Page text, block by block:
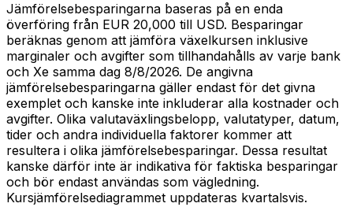
Jämförelsebesparingarna baseras på en enda
överföring från EUR 20,000 till USD. Besparingar
beräknas genom att jämföra växelkursen inklusive
marginaler och avgifter som tillhandahålls av varje bank
och Xe samma dag 8/8/2026. De angivna
jämförelsebesparingarna gäller endast för det givna
exemplet och kanske inte inkluderar alla kostnader och
avgifter. Olika valutaväxlingsbelopp, valutatyper, datum,
tider och andra individuella faktorer kommer att
resultera i olika jämförelsebesparingar. Dessa resultat
kanske därför inte är indikativa för faktiska besparingar
och bör endast användas som vägledning.
Kursjämförelsediagrammet uppdateras kvartalsvis.